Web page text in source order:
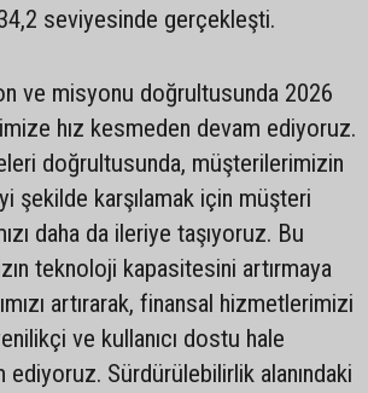
seviyesinde gerçekleşti.
ve misyonu doğrultusunda 2026
hız kesmeden devam ediyoruz.
doğrultusunda, müşterilerimizin
şekilde karşılamak için müşteri
daha da ileriye taşıyoruz. Bu
teknoloji kapasitesini artırmaya
artırarak, finansal hizmetlerimizi
ve kullanıcı dostu hale
Sürdürülebilirlik alanındaki